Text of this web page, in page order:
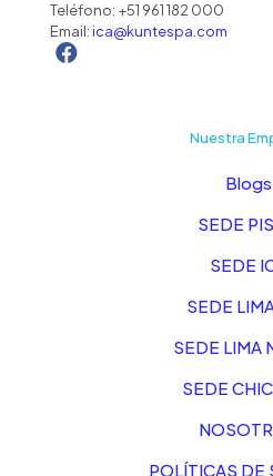
Teléfono: +51 961 182 000
Email:ica@kuntespa.com
Nuestra
Blogs
SEDE
SEDE
SEDE
SEDE LIMA
SEDE
POLÍTICAS DE